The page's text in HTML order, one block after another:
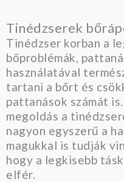
Tinédzserek
Tinédzser korban a
bőproblémák,
használatával
tartani a bőrt és
pattanások számát
megoldás a
nagyon egyszerű a
magukkal is tudják
hogy a legkisebb
elfér.